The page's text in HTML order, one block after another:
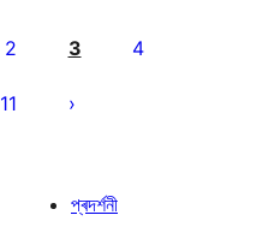
2 3 4
11
প্ৰদৰ্শনী